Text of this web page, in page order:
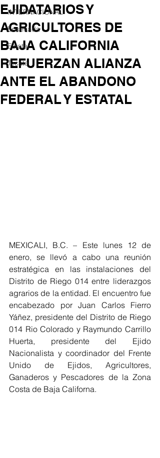
INTERNACIONAL
Ensenada
Estatal
Tecate
EJIDATARIOS Y
AGRICULTORES DE
BAJA CALIFORNIA
REFUERZAN ALIANZA
ANTE EL ABANDONO
FEDERAL Y ESTATAL
MEXICALI, B.C. – Este lunes 12 de
enero, se llevó a cabo una reunión
estratégica en las instalaciones del
Distrito de Riego 014 entre liderazgos
agrarios de la entidad. El encuentro fue
encabezado por Juan Carlos Fierro
Yáñez, presidente del Distrito de Riego
014 Rio Colorado y Raymundo Carrillo
Huerta, presidente del Ejido
Nacionalista y coordinador del Frente
Unido de Ejidos, Agricultores,
Ganaderos y Pescadores de la Zona
Costa de Baja Californa.